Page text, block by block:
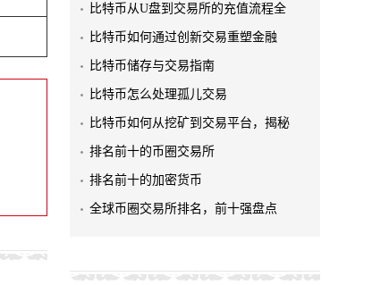
比特币从U盘到交易所的充值流程全
比特币如何通过创新交易重塑金融
比特币储存与交易指南
比特币怎么处理孤儿交易
比特币如何从挖矿到交易平台，揭秘
排名前十的币圈交易所
排名前十的加密货币
全球币圈交易所排名，前十强盘点